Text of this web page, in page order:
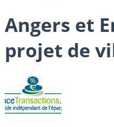
Angers et
projet de